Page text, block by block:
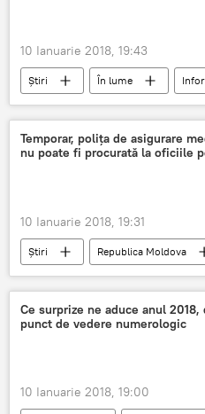
10 Ianuarie 2018, 19:43
Știri În lume
România
2018
magnitudine
Zona
Temporar, polița de asigurare
nu poate fi procurată la oficiile
10 Ianuarie 2018, 19:31
Știri Republica Moldova
Moldova
polița medicală
polița de asigurare medicală
cât costă polița medicală
Ce surprize ne aduce anul 2018,
punct de vedere numerologic
10 Ianuarie 2018, 19:00